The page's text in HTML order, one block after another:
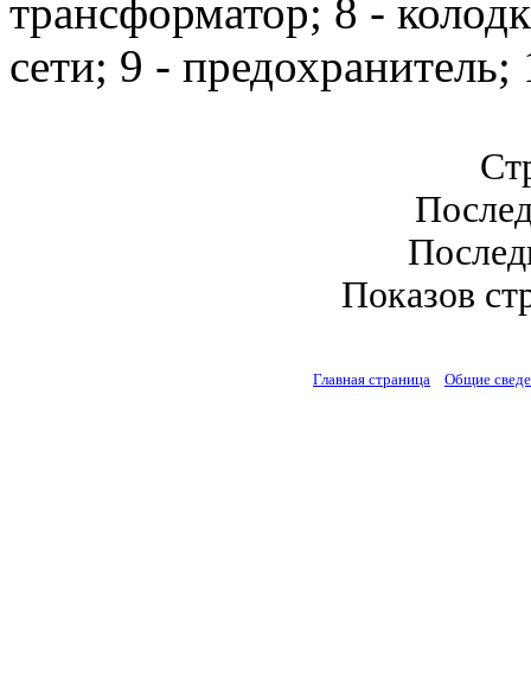
трансформатор; 8 -
сети; 9 -
Показов
Главная страница Общие